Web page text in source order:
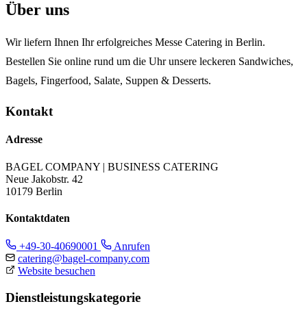
Über uns
Wir liefern Ihnen Ihr erfolgreiches Messe Catering in Berlin.
Bestellen Sie online rund um die Uhr unsere leckeren Sandwiches,
Bagels, Fingerfood, Salate, Suppen & Desserts.
Kontakt
Adresse
BAGEL COMPANY | BUSINESS CATERING
Neue Jakobstr. 42
10179 Berlin
Kontaktdaten
+49-30-40690001
Anrufen
catering@bagel-company.com
Website besuchen
Dienstleistungskategorie